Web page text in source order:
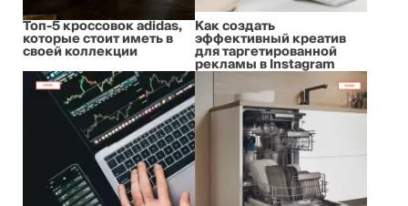
Топ-5 кроссовок adidas,
которые стоит иметь в
своей коллекции
Как создать
эффективный креатив
для таргетированной
рекламы в Instagram